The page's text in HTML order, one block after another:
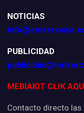
NOTICIAS
PUBLICIDAD
MEDIAKIT CLIK
Contacto directo las